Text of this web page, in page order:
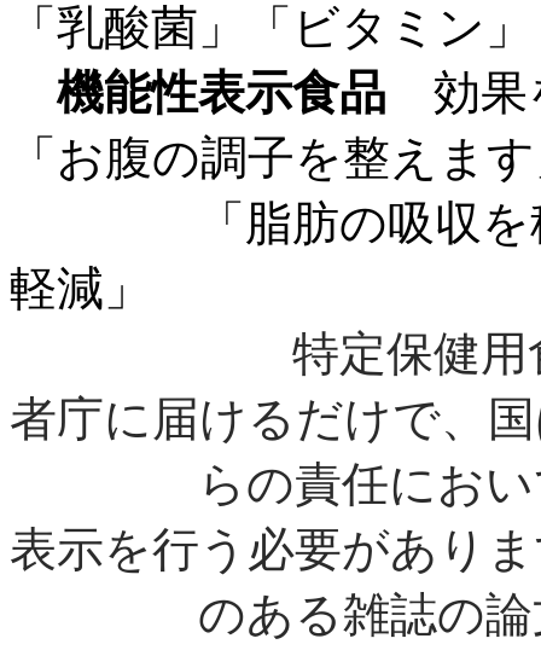
「乳酸菌」「ビタミン
機能性表示食品 効果
「お腹の調子を整えま
「脂肪の吸収を
軽減」
特定保健用
者庁に届けるだけで、
らの責任において
表示を行う必要があ り
のある雑誌の論文